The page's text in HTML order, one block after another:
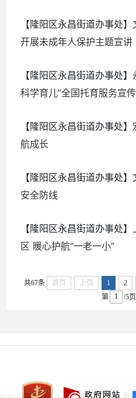
【隆阳区永昌街道办事处】
开展未成年人保护主题宣讲
【隆阳区永昌街道办事处】
科学育儿”全国托育服务宣
【隆阳区永昌街道办事处】
航成长
【隆阳区永昌街道办事处】
安全防线
【隆阳区永昌街道办事处】
区 暖心护航“一老一小”
共67条 首页 上页 1 2
第
/5页